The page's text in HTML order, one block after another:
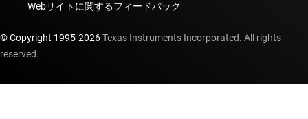
Webサイトに関するフィードバック
© Copyright 1995-2026Texas Instruments Incorporated. All rights
reserved.